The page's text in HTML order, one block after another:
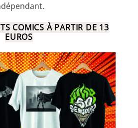
COMICS À PARTIR DE 13
EUROS